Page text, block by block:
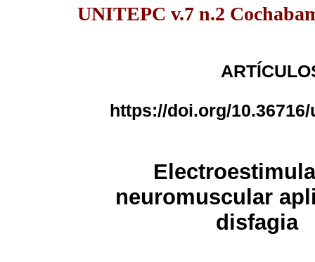
UNITEPC v.7 n.2
https://doi.org/
neuromuscular
disfagia